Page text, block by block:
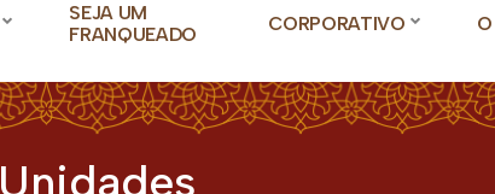
SEJA UM
FRANQUEADO
CORPORATIVO
Unidades